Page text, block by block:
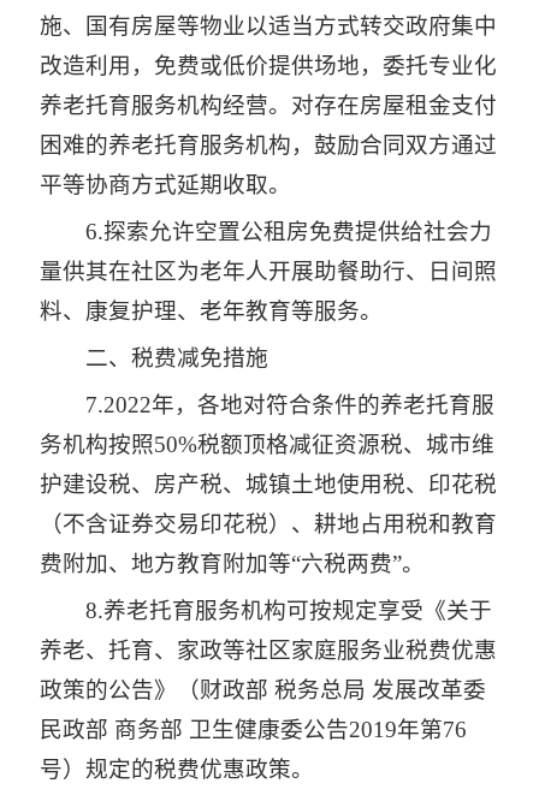
施、国有房屋等物业以适当方式转交政府集中
改造利用，免费或低价提供场地，委托专业化
养老托育服务机构经营。对存在房屋租金支付
困难的养老托育服务机构，鼓励合同双方通过
平等协商方式延期收取。
6.探索允许空置公租房免费提供给社会力
量供其在社区为老年人开展助餐助行、日间照
料、康复护理、老年教育等服务。
二、税费减免措施
7.2022年，各地对符合条件的养老托育服
务机构按照50%税额顶格减征资源税、城市维
护建设税、房产税、城镇土地使用税、印花税
（不含证券交易印花税）、耕地占用税和教育
费附加、地方教育附加等“六税两费”。
8.养老托育服务机构可按规定享受《关于
养老、托育、家政等社区家庭服务业税费优惠
政策的公告》（财政部 税务总局 发展改革委
民政部 商务部 卫生健康委公告2019年第76
号）规定的税费优惠政策。